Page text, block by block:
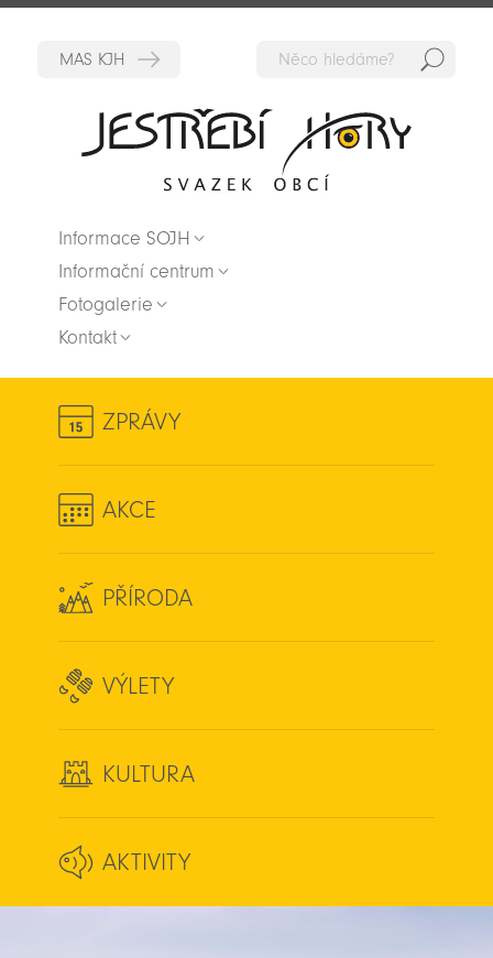
Informace SOJH
Informační centrum
Fotogalerie
Kontakt
ZPRÁVY
AKCE
PŘÍRODA
VÝLETY
KULTURA
AKTIVITY